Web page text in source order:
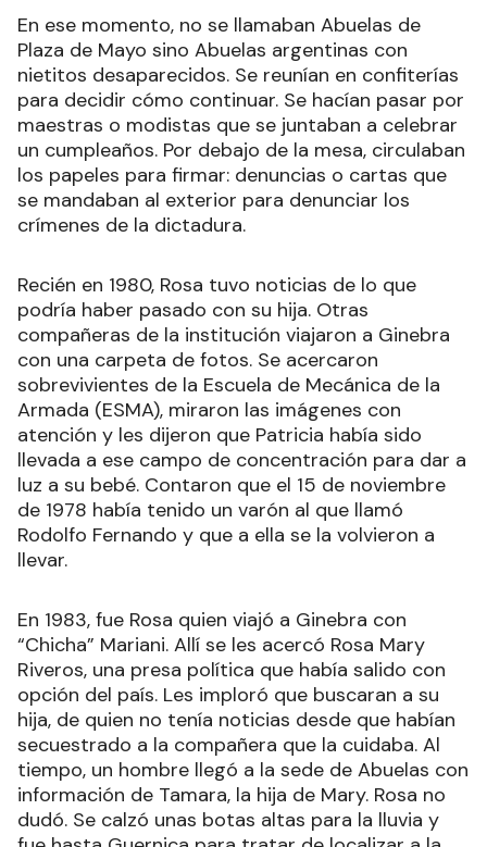
En ese momento, no se llamaban Abuelas de
Plaza de Mayo sino Abuelas argentinas con
nietitos desaparecidos. Se reunían en confiterías
para decidir cómo continuar. Se hacían pasar por
maestras o modistas que se juntaban a celebrar
un cumpleaños. Por debajo de la mesa, circulaban
los papeles para firmar: denuncias o cartas que
se mandaban al exterior para denunciar los
crímenes de la dictadura.
Recién en 1980, Rosa tuvo noticias de lo que
podría haber pasado con su hija. Otras
compañeras de la institución viajaron a Ginebra
con una carpeta de fotos. Se acercaron
sobrevivientes de la Escuela de Mecánica de la
Armada (ESMA), miraron las imágenes con
atención y les dijeron que Patricia había sido
llevada a ese campo de concentración para dar a
luz a su bebé. Contaron que el 15 de noviembre
de 1978 había tenido un varón al que llamó
Rodolfo Fernando y que a ella se la volvieron a
llevar.
En 1983, fue Rosa quien viajó a Ginebra con
“Chicha” Mariani. Allí se les acercó Rosa Mary
Riveros, una presa política que había salido con
opción del país. Les imploró que buscaran a su
hija, de quien no tenía noticias desde que habían
secuestrado a la compañera que la cuidaba. Al
tiempo, un hombre llegó a la sede de Abuelas con
información de Tamara, la hija de Mary. Rosa no
dudó. Se calzó unas botas altas para la lluvia y